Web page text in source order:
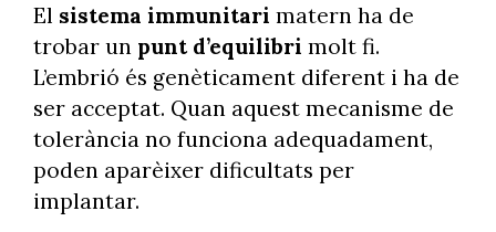
El sistema immunitari matern ha de
trobar un punt d’equilibri molt fi.
L’embrió és genèticament diferent i ha de
ser acceptat. Quan aquest mecanisme de
tolerància no funciona adequadament,
poden aparèixer dificultats per
implantar.